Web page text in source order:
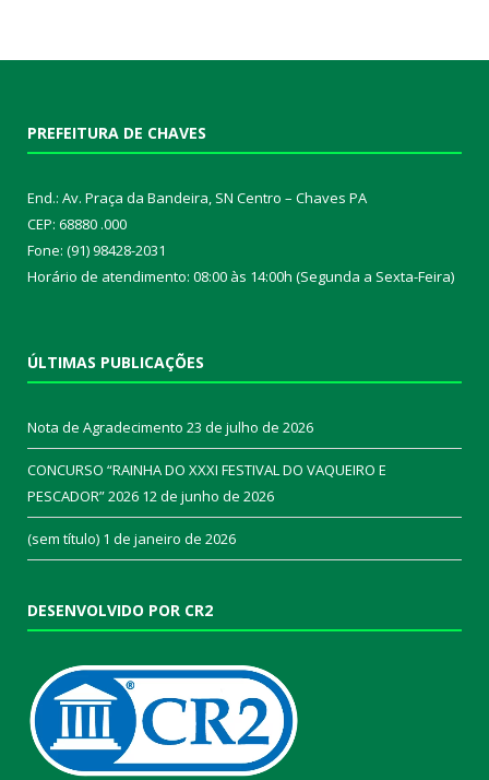
PREFEITURA DE CHAVES
End.: Av. Praça da Bandeira, SN Centro – Chaves PA
CEP: 68880 .000
Fone: (91) 98428-2031
Horário de atendimento: 08:00 às 14:00h (Segunda a Sexta-Feira)
ÚLTIMAS PUBLICAÇÕES
Nota de Agradecimento 23 de julho de 2026
CONCURSO “RAINHA DO XXXI FESTIVAL DO VAQUEIRO E
PESCADOR” 2026 12 de junho de 2026
(sem título) 1 de janeiro de 2026
DESENVOLVIDO POR CR2